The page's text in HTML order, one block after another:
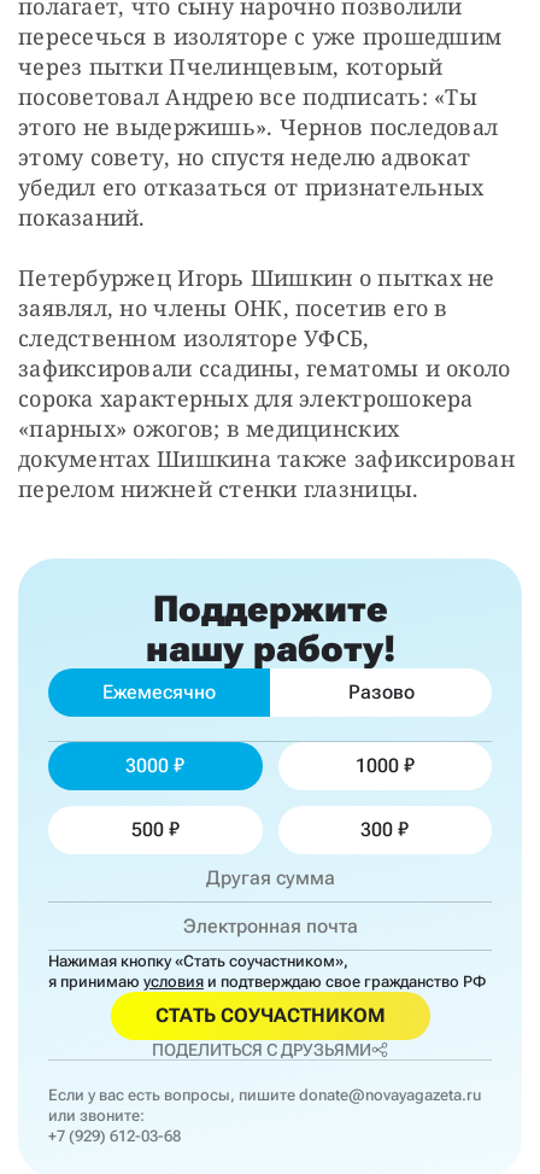
полагает, что сыну нарочно позволили
пересечься в изоляторе с уже прошедшим
через пытки Пчелинцевым, который
посоветовал Андрею все подписать: «Ты
этого не выдержишь». Чернов последовал
этому совету, но спустя неделю адвокат
убедил его отказаться от признательных
показаний.
Петербуржец Игорь Шишкин о пытках не
заявлял, но члены ОНК, посетив его в
следственном изоляторе УФСБ,
зафиксировали ссадины, гематомы и около
сорока характерных для электрошокера
«парных» ожогов; в медицинских
документах Шишкина также зафиксирован
перелом нижней стенки глазницы.
Поддержите
нашу работу!
Ежемесячно Разово
3000 1000
500 300
Нажимая кнопку «Стать соучастником»,
я принимаю условия и подтверждаю свое гражданство РФ
СТАТЬ СОУЧАСТНИКОМ
ПОДЕЛИТЬСЯ С ДРУЗЬЯМИ
Если у вас есть вопросы, пишите donate@novayagazeta.ru
или звоните:
+7 (929) 612-03-68